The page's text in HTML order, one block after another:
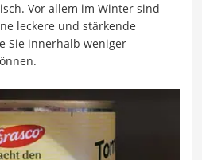
Vor allem im Winter sind
leckere und stärkende
Sie innerhalb weniger